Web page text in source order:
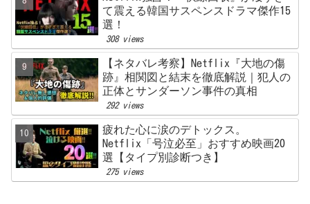
て震える韓国サスペンスドラマ傑作15
選！
308 views
【ネタバレ考察】Netflix『大地の傷
跡』相関図と結末を徹底解説｜犯人の
正体とサンダーソン事件の真相
292 views
疲れた心に涙のデトックス。
Netflix「号泣必至」おすすめ映画20
選【タイプ別診断つき】
275 views